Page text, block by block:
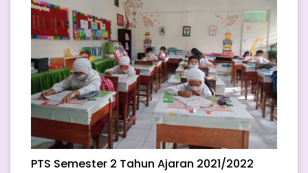
PTS Semester 2 Tahun Ajaran 2021/2022